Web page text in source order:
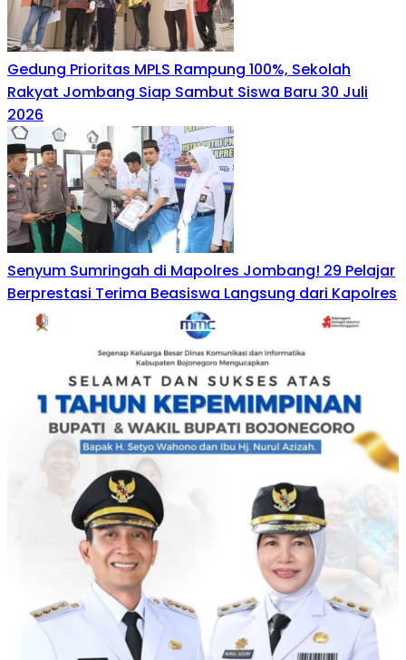
Gedung Prioritas MPLS Rampung 100%, Sekolah
Rakyat Jombang Siap Sambut Siswa Baru 30 Juli
2026
Senyum Sumringah di Mapolres Jombang! 29 Pelajar
Berprestasi Terima Beasiswa Langsung dari Kapolres